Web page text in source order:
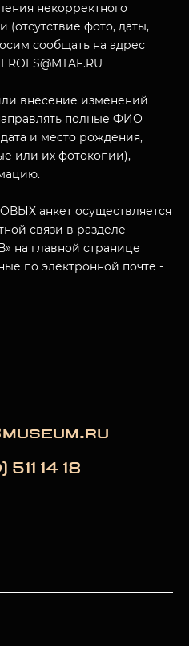
КОМПЛЕКС
некорректного
фото, даты,
сообщать на адрес
внесение изменений
полные ФИО
и место рождения,
или их фотокопии),
анкет осуществляется
связи в разделе
на главной странице
по электронной почте -
14 18